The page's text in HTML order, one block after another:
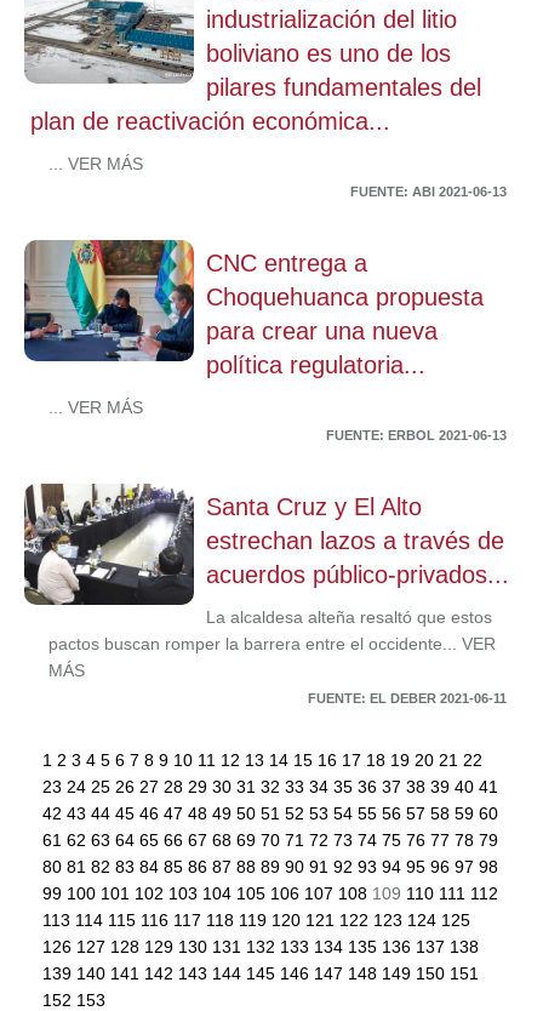
industrialización del litio
boliviano es uno de los
pilares fundamentales del
plan de reactivación económica...
... VER MÁS
FUENTE: ABI 2021-06-13
CNC entrega a
Choquehuanca propuesta
para crear una nueva
política regulatoria...
... VER MÁS
FUENTE: ERBOL 2021-06-13
Santa Cruz y El Alto
estrechan lazos a través de
acuerdos público-privados...
La alcaldesa alteña resaltó que estos
pactos buscan romper la barrera entre el occidente... VER
MÁS
FUENTE: EL DEBER 2021-06-11
1 2 3 4 5 6 7 8 9 10 11 12 13 14 15 16 17 18 19 20 21 22
23 24 25 26 27 28 29 30 31 32 33 34 35 36 37 38 39 40 41
42 43 44 45 46 47 48 49 50 51 52 53 54 55 56 57 58 59 60
61 62 63 64 65 66 67 68 69 70 71 72 73 74 75 76 77 78 79
80 81 82 83 84 85 86 87 88 89 90 91 92 93 94 95 96 97 98
99 100 101 102 103 104 105 106 107 108 109 110 111 112
113 114 115 116 117 118 119 120 121 122 123 124 125
126 127 128 129 130 131 132 133 134 135 136 137 138
139 140 141 142 143 144 145 146 147 148 149 150 151
152 153